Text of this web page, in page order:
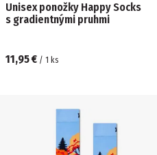
Unisex ponožky Happy Socks
s gradientnými pruhmi
11,95 € / 1 ks